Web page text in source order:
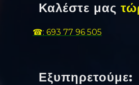
Καλέστε μας
☎: 693 77 96 505
Εξυπηρετούμε: